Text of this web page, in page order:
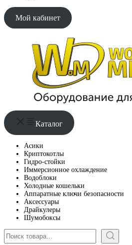
Мой кабинет
Каталог
Асики
Криптокотлы
Гидро-стойки
Иммерсионное охлаждение
Водоблоки
Холодные кошельки
Аппаратные ключи безопасности
Аксессуары
Драйкулеры
Шумобоксы
Поиск